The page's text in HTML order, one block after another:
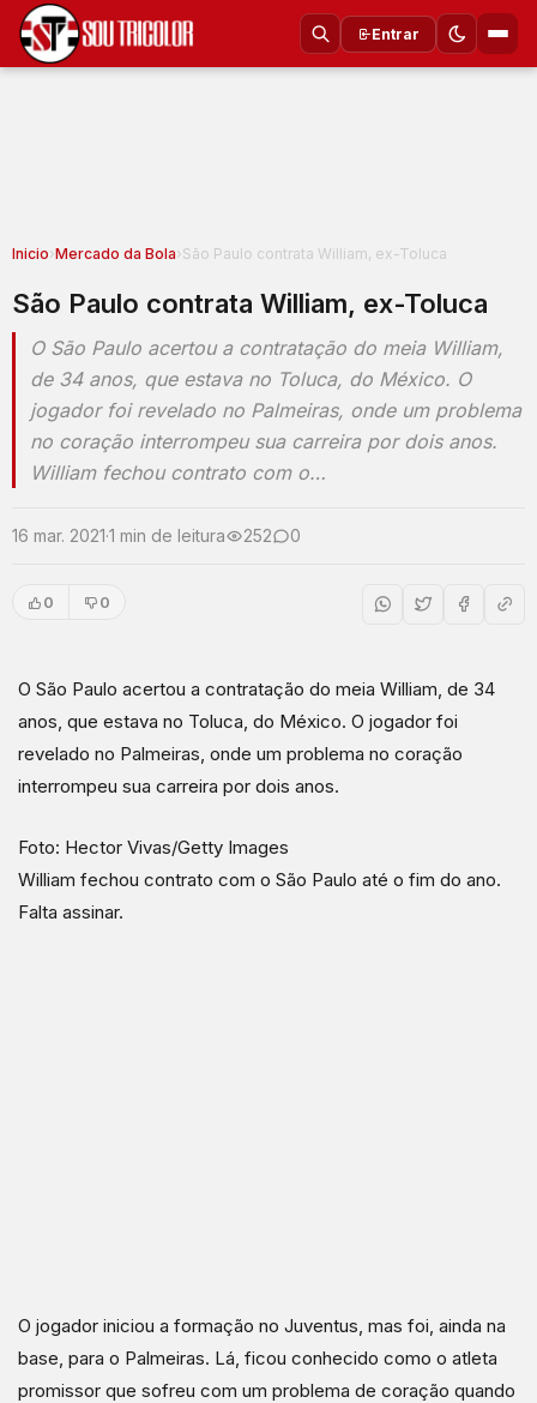
Entrar
Inicio›Mercado da Bola›São Paulo contrata William, ex-Toluca
São Paulo contrata William, ex-Toluca
O São Paulo acertou a contratação do meia William,
de 34 anos, que estava no Toluca, do México. O
jogador foi revelado no Palmeiras, onde um problema
no coração interrompeu sua carreira por dois anos.
William fechou contrato com o…
16 mar. 2021·1 min de leitura 252 0
0 0
O São Paulo acertou a contratação do meia William, de 34
anos, que estava no Toluca, do México. O jogador foi
revelado no Palmeiras, onde um problema no coração
interrompeu sua carreira por dois anos.
Foto: Hector Vivas/Getty Images
William fechou contrato com o São Paulo até o fim do ano.
Falta assinar.
O jogador iniciou a formação no Juventus, mas foi, ainda na
base, para o Palmeiras. Lá, ficou conhecido como o atleta
promissor que sofreu com um problema de coração quando